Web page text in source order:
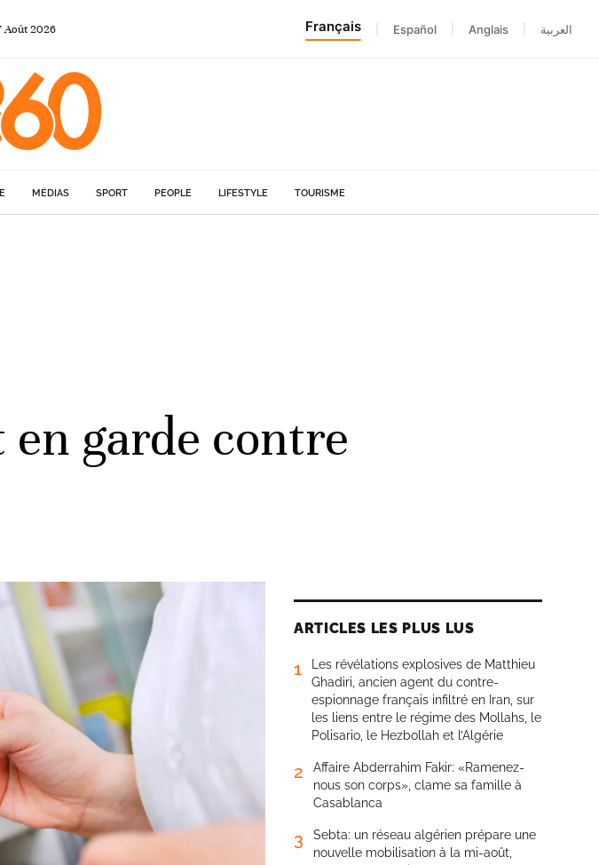
Août 2026 Français Español Anglais العربية
MÉDIAS SPORT PEOPLE LIFESTYLE TOURISME
garde contre
ARTICLES LES PLUS LUS
1
Les révélations explosives de Matthieu
Ghadiri, ancien agent du contre-
espionnage français infiltré en Iran, sur
les liens entre le régime des Mollahs, le
Polisario, le Hezbollah et l’Algérie
2
Affaire Abderrahim Fakir: «Ramenez-
nous son corps», clame sa famille à
Casablanca
3
Sebta: un réseau algérien prépare une
nouvelle mobilisation à la mi-août,